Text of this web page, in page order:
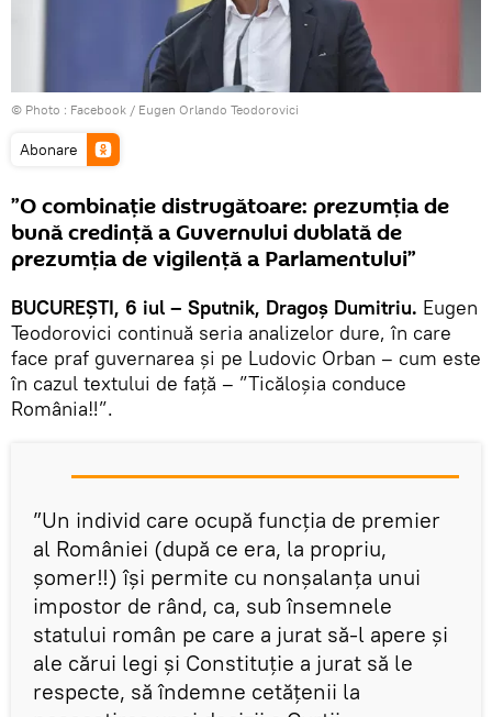
© Photo : Facebook / Eugen Orlando Teodorovici
Abonare
”O combinație distrugătoare: prezumția de
bună credință a Guvernului dublată de
prezumția de vigilență a Parlamentului”
BUCUREȘTI, 6 iul – Sputnik, Dragoș Dumitriu. Eugen
Teodorovici continuă seria analizelor dure, în care
face praf guvernarea și pe Ludovic Orban – cum este
în cazul textului de față – ”Ticăloșia conduce
România‼️”.
”Un individ care ocupă funcția de premier
al României (după ce era, la propriu,
șomer‼️) își permite cu nonșalanța unui
impostor de rând, ca, sub însemnele
statului român pe care a jurat să-l apere și
ale cărui legi și Constituție a jurat să le
respecte, să îndemne cetățenii la